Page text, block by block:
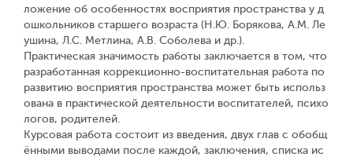
ложение об особенностях восприятия пространства у д
ошкольников старшего возраста (Н.Ю. Борякова, А.М. Ле
ушина, Л.С. Метлина, А.В. Соболева и др.).
Практическая значимость работы заключается в том, что
разработанная коррекционно-воспитательная работа по
развитию восприятия пространства может быть использ
ована в практической деятельности воспитателей, психо
логов, родителей.
Курсовая работа состоит из введения, двух глав с обобщ
ёнными выводами после каждой, заключения, списка ис